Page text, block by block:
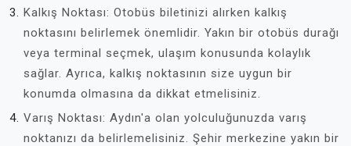
Kalkış Noktası: Otobüs biletinizi alırken kalkış
noktasını belirlemek önemlidir. Yakın bir otobüs durağı
veya terminal seçmek, ulaşım konusunda kolaylık
sağlar. Ayrıca, kalkış noktasının size uygun bir
konumda olmasına da dikkat etmelisiniz.
Varış Noktası: Aydın'a olan yolculuğunuzda varış
noktanızı da belirlemelisiniz. Şehir merkezine yakın bir